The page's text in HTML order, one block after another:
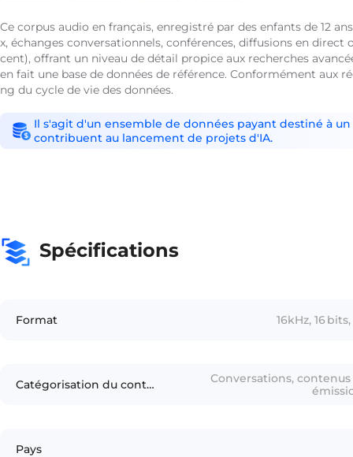
Ce corpus audio en français, enregistré par des enfants de 12
x, échanges conversationnels, conférences, diffusions en
cent), offrant un niveau de détail propice aux recherches
en fait une base de données de référence. Conformément aux
ng du cycle de vie des données.
Il s'agit d'un ensemble de données payant destiné à
contribuent au lancement de projets d'IA.
Spécifications
Format 16kHz, 16
Catégorisation du contenu
Conversations,
Pays